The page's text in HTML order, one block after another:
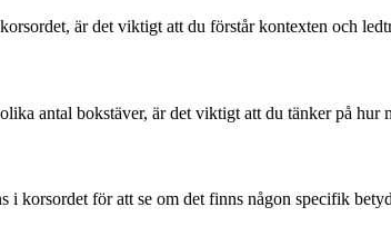
är det viktigt att du förstår kontexten och
antal bokstäver, är det viktigt att du tänker på
i korsordet för att se om det finns någon specifik